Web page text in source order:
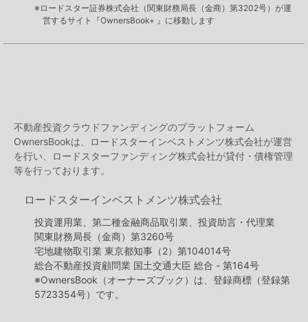
※ロードスター証券株式会社（関東財務局長（金商）第3202号）が運
営するサイト『OwnersBook+ 』に移動します
不動産投資クラウドファンディングのプラットフォーム
OwnersBookは、ロードスターインベストメンツ株式会社が運営
を行い、ロードスターファンディング株式会社が貸付・債権管理
等を行っております。
ロードスターインベストメンツ株式会社
投資運用業、第二種金融商品取引業、投資助言・代理業
関東財務局長（金商）第3260号
宅地建物取引業 東京都知事（2）第104014号
総合不動産投資顧問業 国土交通大臣 総合 - 第164号
※OwnersBook（オーナーズブック）は、登録商標（登録第
5723354号）です。